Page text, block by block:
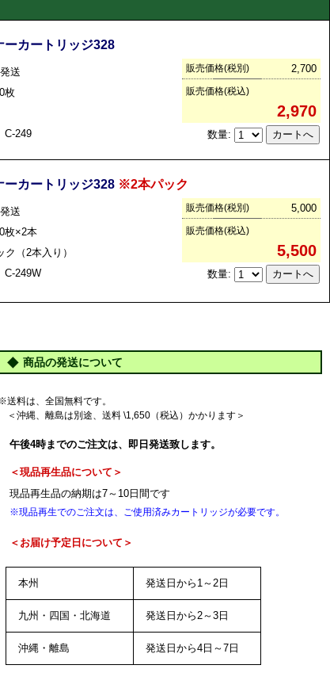
ーカートリッジ328
送
枚
C-249
販売価格(税別) 2,700
販売価格(税込)
2,970
数量:
ーカートリッジ328 ※2本パック
送
枚×2本
ク（2本入り）
C-249W
販売価格(税別) 5,000
販売価格(税込)
5,500
数量:
商品の発送について
送料は、全国無料です。
＜沖縄、離島は別途、送料 \1,650（税込）かかります＞
午後4時までのご注文は、即日発送致します。
＜現品再生品について＞
現品再生品の納期は7～10日間です
※現品再生でのご注文は、ご使用済みカートリッジが必要です。
＜お届け予定日について＞
本州 発送日から1～2日
九州・四国・北海道 発送日から2～3日
沖縄・離島 発送日から4日～7日